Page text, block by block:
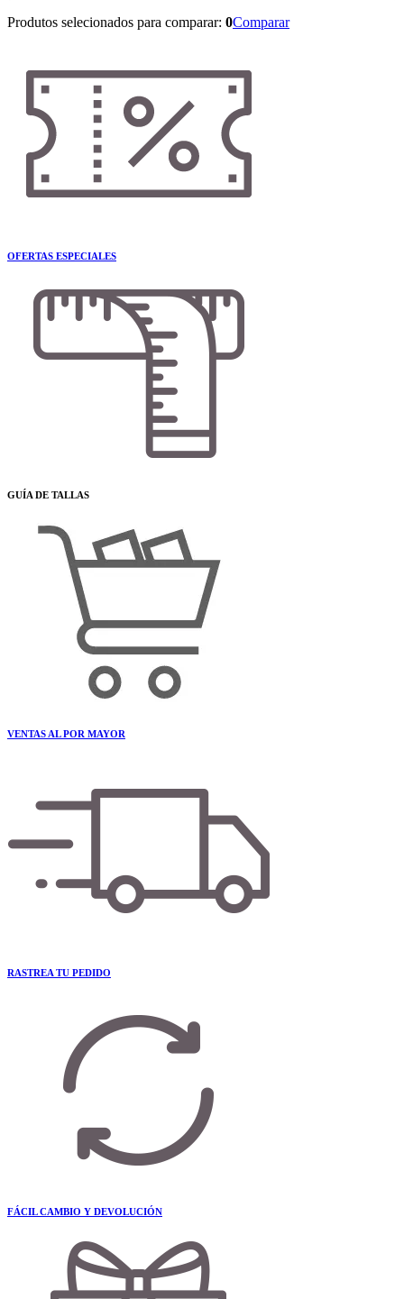
Produtos selecionados para comparar: 0Comparar
OFERTAS ESPECIALES
GUÍA DE TALLAS
VENTAS AL POR MAYOR
RASTREA TU PEDIDO
FÁCIL CAMBIO Y DEVOLUCIÓN